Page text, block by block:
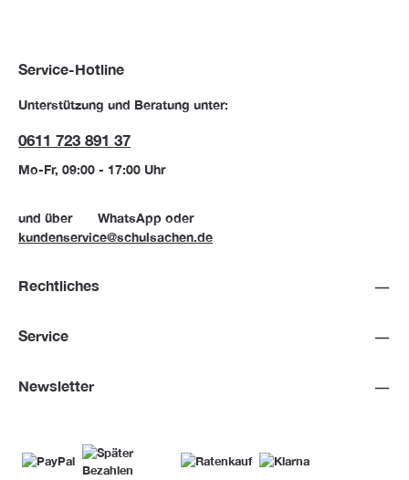
Service-Hotline
Unterstützung und Beratung unter:
0611 723 891 37
Mo-Fr, 09:00 - 17:00 Uhr
und über WhatsApp oder
kundenservice@schulsachen.de
Rechtliches
Service
Newsletter